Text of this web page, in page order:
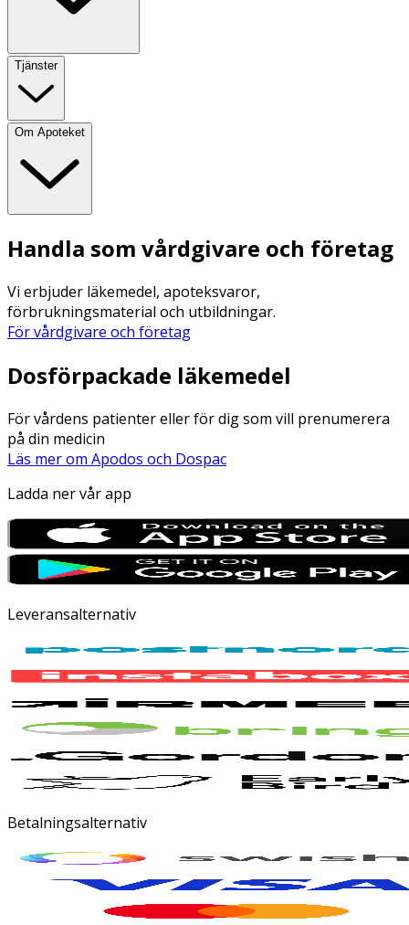
Tjänster
Om Apoteket
Handla som vårdgivare och företag
Vi erbjuder läkemedel, apoteksvaror,
förbrukningsmaterial och utbildningar.
För vårdgivare och företag
Dosförpackade läkemedel
För vårdens patienter eller för dig som vill prenumerera
på din medicin
Läs mer om Apodos och Dospac
Ladda ner vår app
Leveransalternativ
Betalningsalternativ